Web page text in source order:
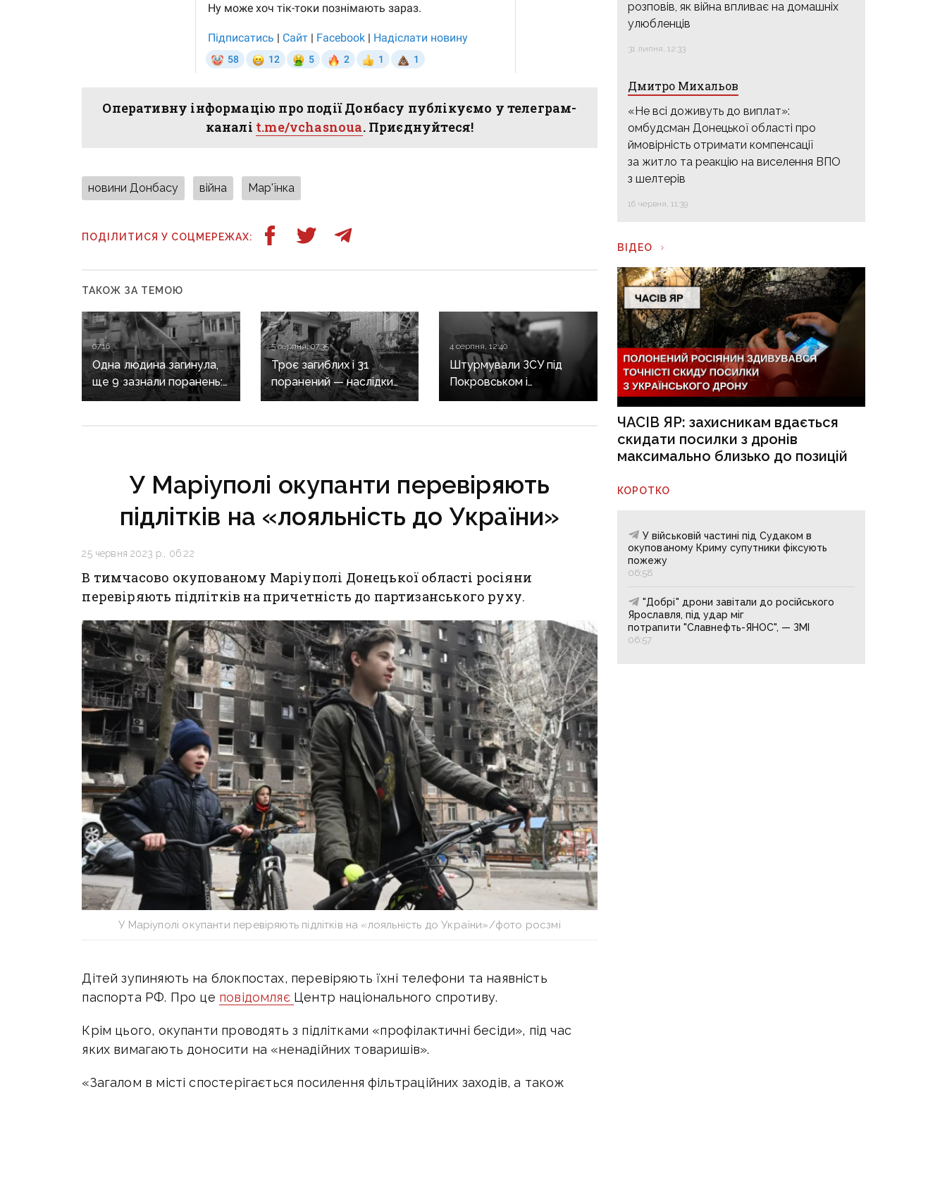
Оперативну інформацію про події Донбасу публікуємо у телеграм-
каналі t.me/vchasnoua. Приєднуйтеся!
новини Донбасу війна Мар'їнка
ПОДІЛИТИСЯ У СОЦМЕРЕЖАХ:
ТАКОЖ ЗА ТЕМОЮ
07:16
Одна людина загинула,
ще 9 зазнали поранень:
воєнні злочини
5 серпня, 07:35
Троє загиблих і 31
поранений — наслідки
масованих обстрілів
4 серпня, 12:40
Штурмували ЗСУ під
Покровськом і
Костянтинівкою: по 15
У Маріуполі окупанти перевіряють
підлітків на «лояльність до України»
25 червня 2023 р., 06:22
В тимчасово окупованому Маріуполі Донецької області росіяни
перевіряють підлітків на причетність до партизанського руху.
У Маріуполі окупанти перевіряють підлітків на «лояльність до України»/фото росзмі
Дітей зупиняють на блокпостах, перевіряють їхні телефони та наявність
паспорта РФ. Про це повідомляє Центр національного спротиву.
Крім цього, окупанти проводять з підлітками «профілактичні бесіди», під час
яких вимагають доносити на «ненадійних товаришів».
«Загалом в місті спостерігається посилення фільтраційних заходів, а також
розповів, як війна впливає на домашніх
улюбленців
31 липня, 12:33
Дмитро Михальов
«Не всі доживуть до виплат»:
омбудсман Донецької області про
ймовірність отримати компенсації
за житло та реакцію на виселення ВПО
з шелтерів
16 червня, 11:39
ВІДЕО
ЧАСІВ ЯР: захисникам вдається
скидати посилки з дронів
максимально близько до позицій
КОРОТКО
У військовій частині під Судаком в
окупованому Криму супутники фіксують
пожежу
06:58
"Добрі" дрони завітали до російського
Ярославля, під удар міг
потрапити "Славнефть-ЯНОС", — ЗМІ
06:57